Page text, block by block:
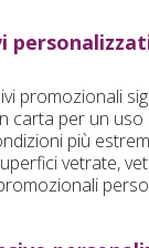
promozionali
carta per un
più
vetrate,